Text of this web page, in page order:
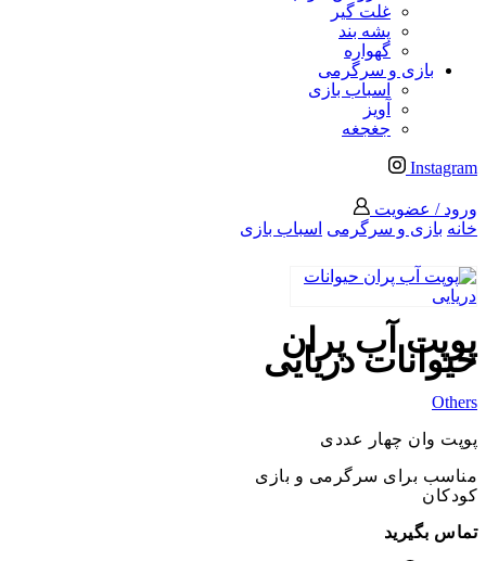
غلت گیر
پشه بند
گهواره
بازی و سرگرمی
اسباب بازی
آویز
جغجغه
Instagram
ورود / عضویت
خانه بازی و سرگرمی اسباب بازی
پوپت آب پران
حیوانات دریایی
Others
پوپت وان چهار عددی
مناسب برای سرگرمی و بازی
کودکان
تماس بگیرید